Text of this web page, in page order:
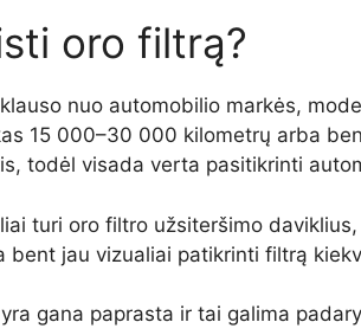
oro filtrą?
nuo automobilio markės,
15 000–30 000 kilometrų arba
todėl visada verta pasitikrinti
turi oro filtro užsiteršimo
bent jau vizualiai patikrinti filtrą
gana paprasta ir tai galima